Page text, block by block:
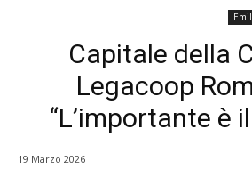
Capitale della
Legacoop
“L’importante è
19 Marzo 2026